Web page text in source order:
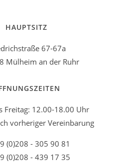
HAUPTSITZ
67-67a
Mülheim an der Ruhr
Freitag: 12.00-18.00 Uhr
vorheriger Vereinbarung
(0)208 - 305 90 81
(0)208 - 439 17 35